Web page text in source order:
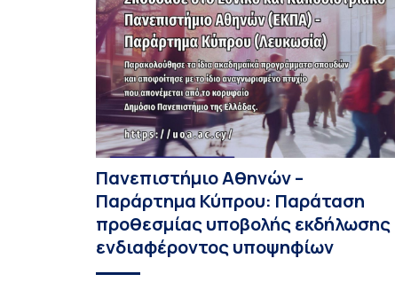
Πανεπιστήμιο Αθηνών –
Παράρτημα Κύπρου: Παράταση
προθεσμίας υποβολής εκδήλωσης
ενδιαφέροντος υποψηφίων